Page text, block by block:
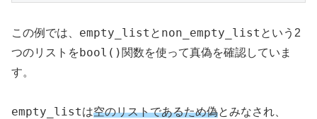
この例では、 empty_list と non_empty_list という2
つのリストをbool() 関数を使って真偽を確認していま
す。
empty_listは空のリストであるため偽とみなされ、